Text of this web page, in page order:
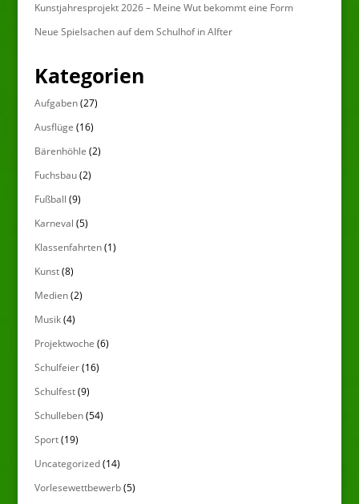
Kunstjahresprojekt 2026 – Meine Wut bekommt eine Form
Neue Spielsachen auf dem Schulhof in Alfter
Kategorien
Aufgaben(27)
Ausflüge (16)
Bärenhöhle (2)
Fuchsbau(2)
Fußball (9)
Karneval (5)
Klassenfahrten(1)
Kunst(8)
Medien(2)
Musik(4)
Projektwoche (6)
Schulfeier(16)
Schulfest(9)
Schulleben(54)
Sport(19)
Uncategorized(14)
Vorlesewettbewerb(5)